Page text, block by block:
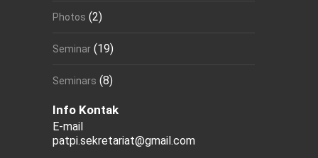
Photos (2)
Seminar(19)
Seminars (8)
Info Kontak
E-mail
patpi.sekretariat@gmail.com